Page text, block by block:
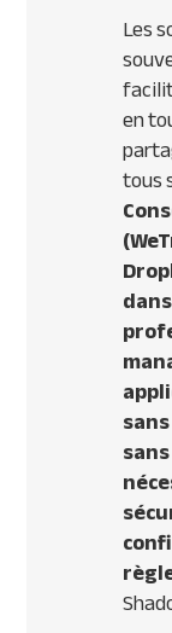
Les
en
tous